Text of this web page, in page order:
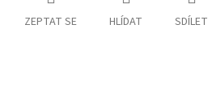
ZEPTAT SE HLÍDAT SDÍLET